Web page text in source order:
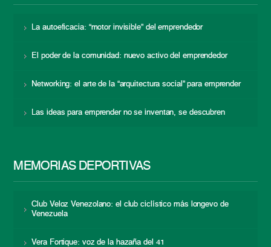
La autoeficacia: “motor invisible” del emprendedor
El poder de la comunidad: nuevo activo del emprendedor
Networking: el arte de la “arquitectura social” para emprender
Las ideas para emprender no se inventan, se descubren
MEMORIAS DEPORTIVAS
Club Veloz Venezolano: el club ciclístico más longevo de
Venezuela
Vera Fortique: voz de la hazaña del 41